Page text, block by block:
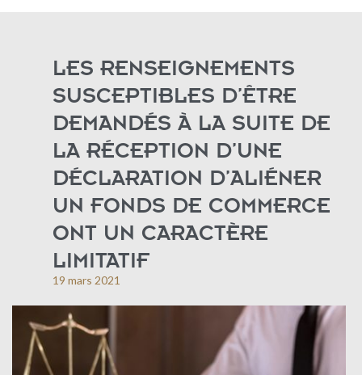
LES RENSEIGNEMENTS
SUSCEPTIBLES D’ÊTRE
DEMANDÉS À LA SUITE DE
LA RÉCEPTION D’UNE
DÉCLARATION D’ALIÉNER
UN FONDS DE COMMERCE
ONT UN CARACTÈRE
LIMITATIF
19 mars 2021